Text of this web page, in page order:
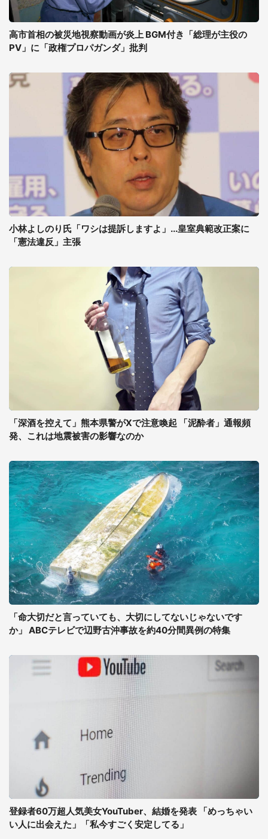
高市首相の被災地視察動画が炎上 BGM付き「総理が主役の
PV」に「政権プロパガンダ」批判
小林よしのり氏「ワシは提訴しますよ」...皇室典範改正案に
「憲法違反」主張
「深酒を控えて」熊本県警がXで注意喚起 「泥酔者」通報頻
発、これは地震被害の影響なのか
「命大切だと言っていても、大切にしてないじゃないです
か」 ABCテレビで辺野古沖事故を約40分間異例の特集
登録者60万超人気美女YouTuber、結婚を発表 「めっちゃい
い人に出会えた」「私今すごく安定してる」